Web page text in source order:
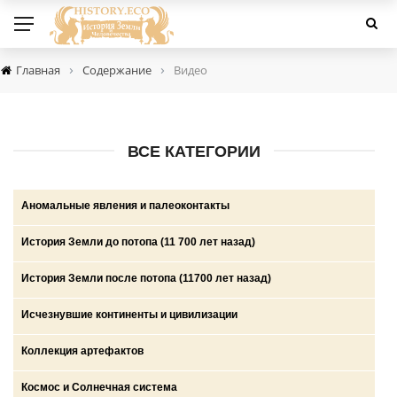
Главная › Содержание › Видео
ВСЕ КАТЕГОРИИ
Аномальные явления и палеоконтакты
Круги на полях
НЛО
НПО и НСО
Палеоконтакты
Телекинез, телепортация, левитация…
История Земли до потопа (11 700 лет назад)
Войны богов, демонов и людей
Глобальные катастрофы
Золотой век
Катастрофа на рубеже плейстоцена и голоцена и исход
История Земли после потопа (11700 лет назад)
Аратта
Древние государства (ариев, скифов, сарматов и др.)
Империи амазонок
Исчезнувшие континенты и цивилизации
Боги, демоны, люди
Волшебные народы
Коллекция артефактов
Древние знания и тексты
Космос и Солнечная система